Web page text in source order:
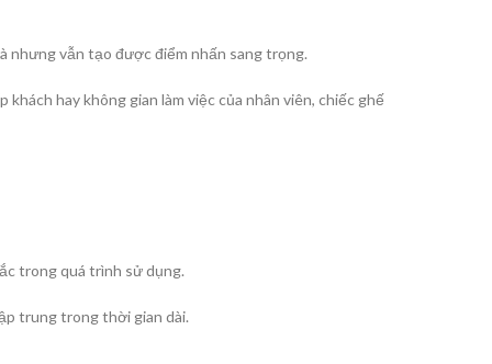
nhưng vẫn tạo được điểm nhấn sang trọng.
hay không gian làm việc của nhân viên, chiếc ghế
trong quá trình sử dụng.
trung trong thời gian dài.